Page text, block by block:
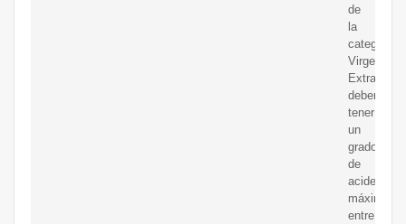
de
la
categoría
Virgen
Extra
deben
tener
un
grado
de
acidez
máxima
entre